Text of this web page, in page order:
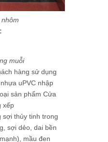
muỗi
hàng sử dụng
uPVC nhập
sản phẩm Cửa
xếp
thủy tinh trong
sợi dẻo, dai bền
mầu đen